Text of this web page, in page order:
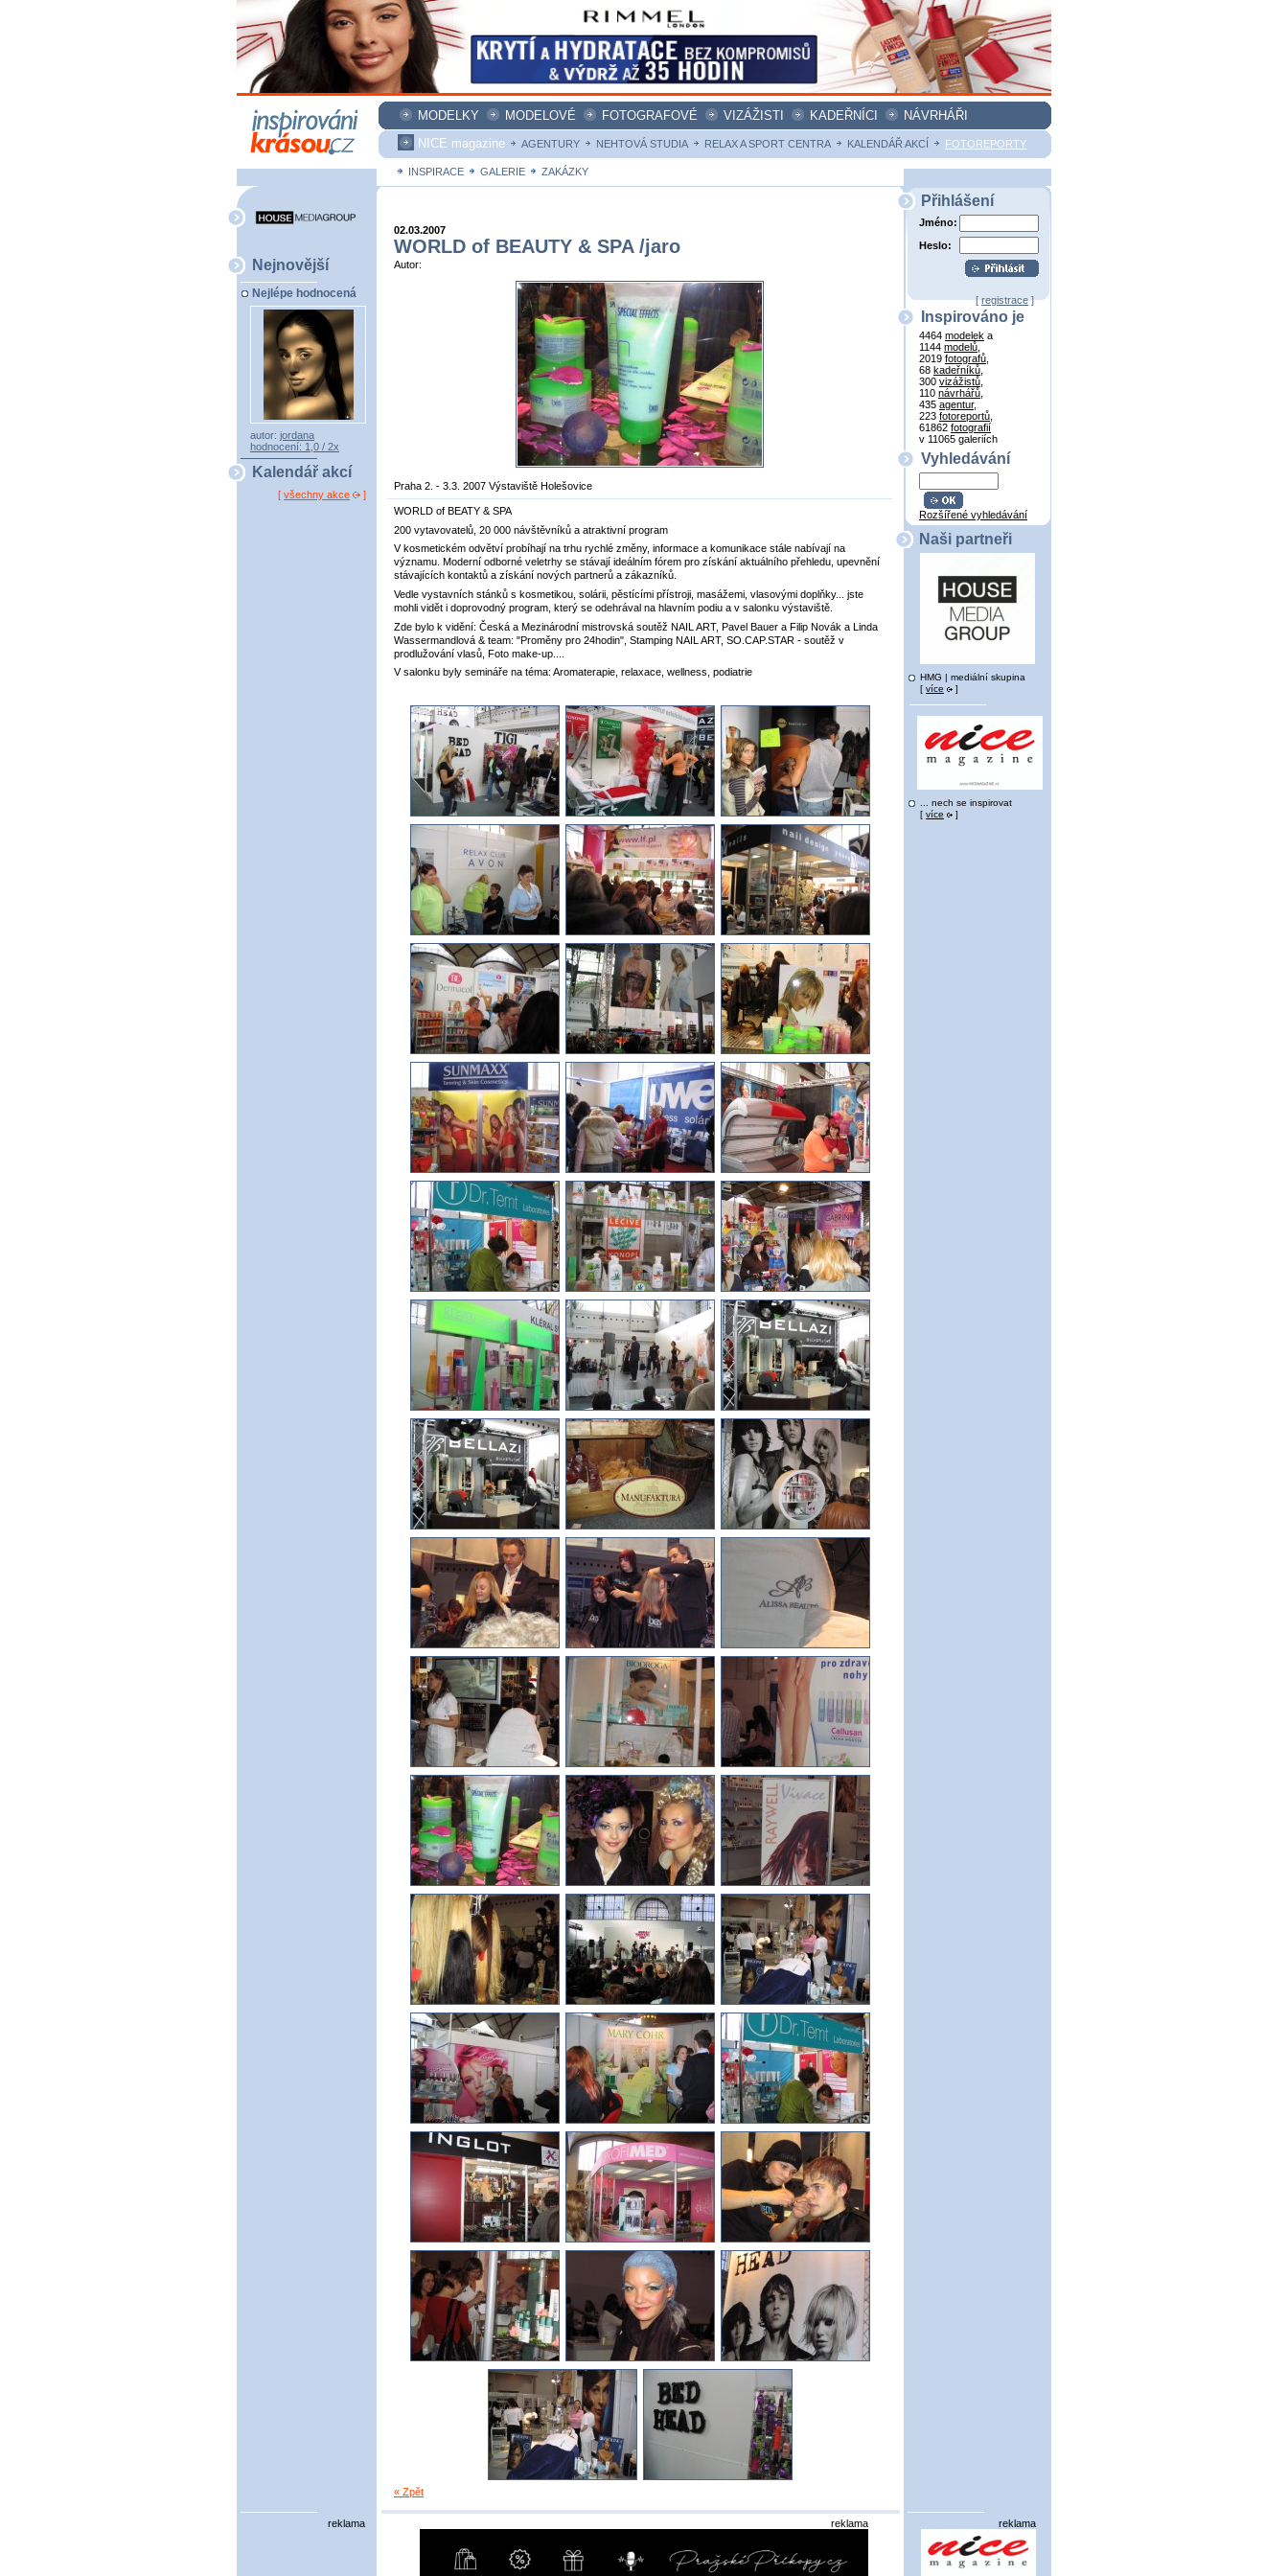
MODELKY MODELOVÉ FOTOGRAFOVÉ VIZÁŽISTI KADEŘNÍCI
NÁVRHÁŘI
NICE magazine
AGENTURY NEHTOVÁ STUDIA RELAX A SPORT CENTRA KALENDÁŘ AKCÍ FOTOREPORTY
INSPIRACE GALERIE ZAKÁZKY
Nejnovější
Nejlépe hodnocená
autor: jordana
hodnocení: 1,0 / 2x
Kalendář akcí
[ všechny akce ]
02.03.2007
WORLD of BEAUTY & SPA /jaro
Autor:
Praha 2. - 3.3. 2007 Výstaviště Holešovice
WORLD of BEATY & SPA
200 vytavovatelů, 20 000 návštěvníků a atraktivní program
V kosmetickém odvětví probíhají na trhu rychlé změny, informace a komunikace stále nabívají na
významu. Moderní odborné veletrhy se stávají ideálním fórem pro získání aktuálního přehledu, upevnění
stávajících kontaktů a získání nových partnerů a zákazníků.
Vedle vystavních stánků s kosmetikou, solárii, pěstícími přístroji, masážemi, vlasovými doplňky... jste
mohli vidět i doprovodný program, který se odehrával na hlavním podiu a v salonku výstaviště.
Zde bylo k vidění: Česká a Mezinárodní mistrovská soutěž NAIL ART, Pavel Bauer a Filip Novák a Linda
Wassermandlová & team: "Proměny pro 24hodin", Stamping NAIL ART, SO.CAP.STAR - soutěž v
prodlužování vlasů, Foto make-up....
V salonku byly semináře na téma: Aromaterapie, relaxace, wellness, podiatrie
« Zpět
Přihlášení
Jméno:
Heslo:
[registrace]
Inspirováno je
4464 modelek a
1144 modelů
2019 fotografů
68 kadeřníků
300 vizážistů
110 návrhářů
435 agentur,
223 fotoreportů
61862 fotografií
v 11065 galeriích
Vyhledávání
Rozšířené vyhledávání
Naši partneři
HMG | mediální skupina
[ více ]
... nech se inspirovat
[ více ]
reklama reklama reklama